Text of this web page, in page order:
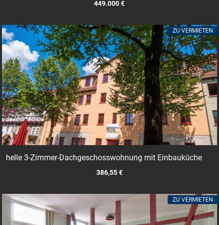
449.000 €
helle 3-Zimmer-Dachgeschosswohnung mit Einbauküche
386,55 €
ZU VERMIETEN
ZU VERMIETEN